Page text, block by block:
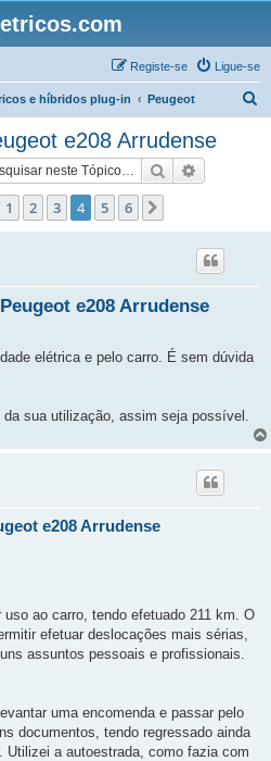
Ligue-se
Registe-se
e híbridos plug-in Peugeot
e208 Arrudense
Pesquisar
Anterior
1 2 3 4 5 6
e208 Arrudense
elétrica e pelo carro. É sem dúvida
sua utilização, assim seja possível.
e208 Arrudense
ao carro, tendo efetuado 211 km. O
efetuar deslocações mais sérias,
assuntos pessoais e profissionais.
uma encomenda e passar pelo
documentos, tendo regressado ainda
Utilizei a autoestrada, como fazia com